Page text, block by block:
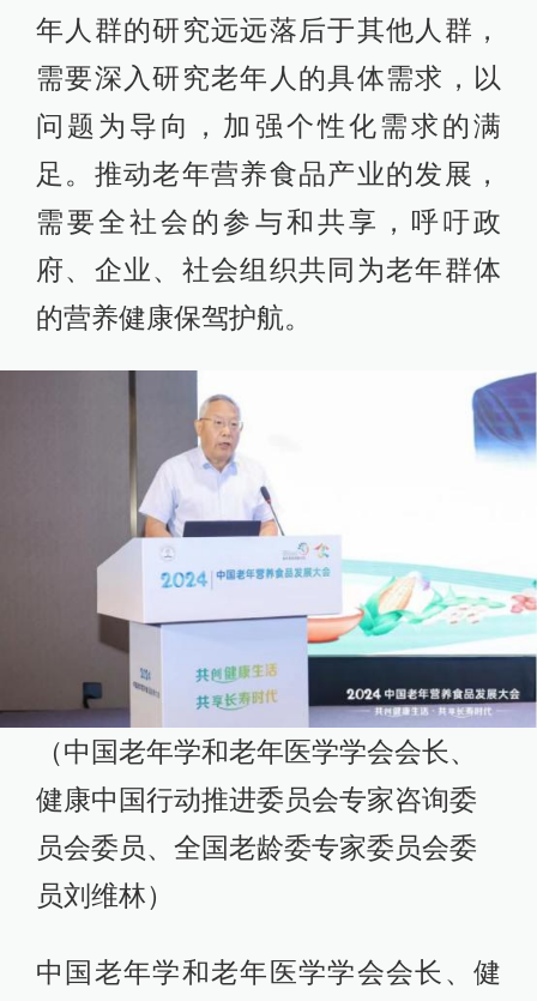
年人群的研究远远落后于其他人群，
需要深入研究老年人的具体需求，以
问题为导向，加强个性化需求的满
足。推动老年营养食品产业的发展，
需要全社会的参与和共享，呼吁政
府、企业、社会组织共同为老年群体
的营养健康保驾护航。
（中国老年学和老年医学学会会长、
健康中国行动推进委员会专家咨询委
员会委员、全国老龄委专家委员会委
员刘维林）
中国老年学和老年医学学会会长、健